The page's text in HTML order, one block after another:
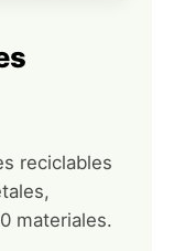
reciclables
materiales.